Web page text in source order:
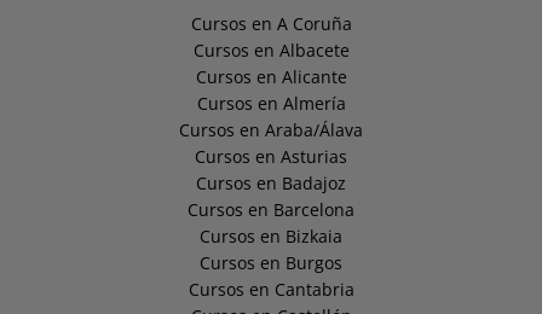
Cursos en A Coruña
Cursos en Albacete
Cursos en Alicante
Cursos en Almería
Cursos en Araba/Álava
Cursos en Asturias
Cursos en Badajoz
Cursos en Barcelona
Cursos en Bizkaia
Cursos en Burgos
Cursos en Cantabria